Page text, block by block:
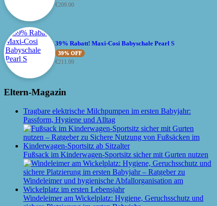
€209.00
39% Rabatt! Maxi-Cosi Babyschale Pearl S
39% OFF
€211.09
Eltern-Magazin
Tragbare elektrische Milchpumpen im ersten Babyjahr:
Passform, Hygiene und Alltag
Fußsack im Kinderwagen-Sportsitz sicher mit Gurten nutzen
Windeleimer am Wickelplatz: Hygiene, Geruchsschutz und